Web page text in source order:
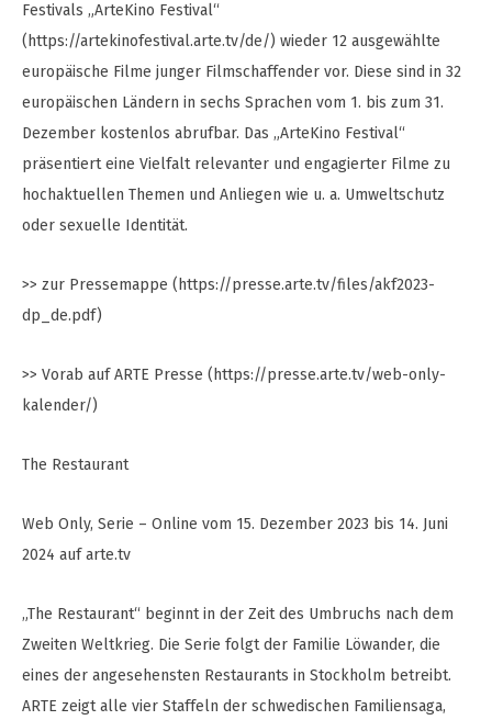
Festivals „ArteKino Festival“
(https://artekinofestival.arte.tv/de/) wieder 12 ausgewählte
europäische Filme junger Filmschaffender vor. Diese sind in 32
europäischen Ländern in sechs Sprachen vom 1. bis zum 31.
Dezember kostenlos abrufbar. Das „ArteKino Festival“
präsentiert eine Vielfalt relevanter und engagierter Filme zu
hochaktuellen Themen und Anliegen wie u. a. Umweltschutz
oder sexuelle Identität.
>> zur Pressemappe (https://presse.arte.tv/files/akf2023-
dp_de.pdf)
>> Vorab auf ARTE Presse (https://presse.arte.tv/web-only-
kalender/)
The Restaurant
Web Only, Serie – Online vom 15. Dezember 2023 bis 14. Juni
2024 auf arte.tv
„The Restaurant“ beginnt in der Zeit des Umbruchs nach dem
Zweiten Weltkrieg. Die Serie folgt der Familie Löwander, die
eines der angesehensten Restaurants in Stockholm betreibt.
ARTE zeigt alle vier Staffeln der schwedischen Familiensaga,